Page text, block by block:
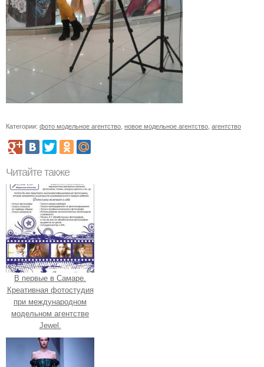
Категории: фото модельное агентство новое модельное агентство агентство
Читайте также
В первые в Самаре.
Креативная фотостудия
при международном
модельном агентстве
Jewel.